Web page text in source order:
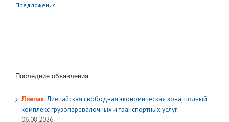
Предложения
Последние объявления
Лиепая:Лиепайская свободная экономическая зона, полный
комплекс грузoперевалочных и транспортных услуг
06.08.2026